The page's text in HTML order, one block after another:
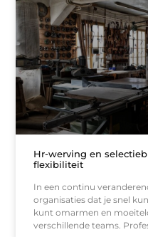
Hr-werving en
flexibiliteit
In een continu
organisaties dat je snel
kunt omarmen en
verschillende teams.